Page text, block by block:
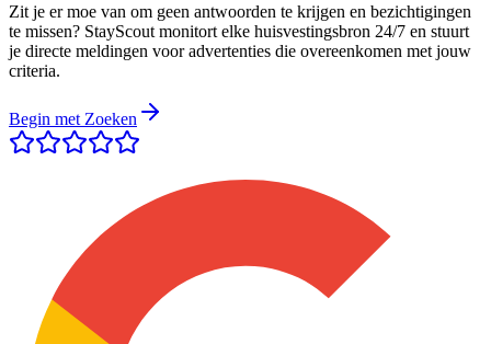
Zit je er moe van om geen antwoorden te krijgen en bezichtigingen
te missen? StayScout monitort elke huisvestingsbron 24/7 en stuurt
je directe meldingen voor advertenties die overeenkomen met jouw
criteria.
Begin met Zoeken